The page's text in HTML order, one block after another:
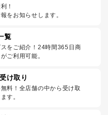
！
をお知らせします。
覧
をご紹介！24時間365日商
ご利用可能。
け取り
料！全店舗の中から受け取
す。